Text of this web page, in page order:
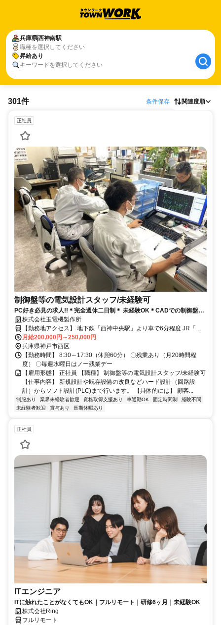
兵庫県西神南駅
職種を選択してください
昇給あり
キーワードを選択してください
301件 条件保存 関連度順
正社員
制御盤等の電気設計スタッフ/未経験可
PC好き必見の求人!!＊完全週休二日制＊ 未経験OK＊CADでの制御盤等
の電気設計業務など
株式会社玉電機製作所
【勤務地アクセス】 地下鉄「西神中央駅」より車で6分程度 JR「明
石駅」より車で16分程度 JR「西明石駅」より車で18分程度
月給200,000円～250,000円
兵庫県神戸市西区
【勤務時間】 8:30～17:30（休憩60分） 〇残業あり（月20時間程
度） 〇毎週水曜日はノー残業デー
【雇用形態】 正社員 【職種】 制御盤等の電気設計スタッフ/未経験可
【仕事内容】 新規設計や既存設備の改良などハード設計（回路設
計）からソフト設計(PLC)まで行います。 【具体的には】 顧客...
制服あり 業界未経験者歓迎 資格取得支援あり 車通勤OK 固定時間制
経験不問
未経験者歓迎
賞与あり 長期休暇あり
正社員
ITエンジニア
ITに触れたことがなくてもOK｜フルリモート｜研修6ヶ月｜未経験OK
株式会社Ring
フルリモート